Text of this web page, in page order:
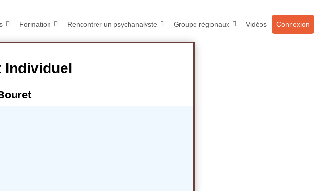
Formation Rencontrer un psychanalyste Groupe régionaux Vidéos Connexion
Individuel